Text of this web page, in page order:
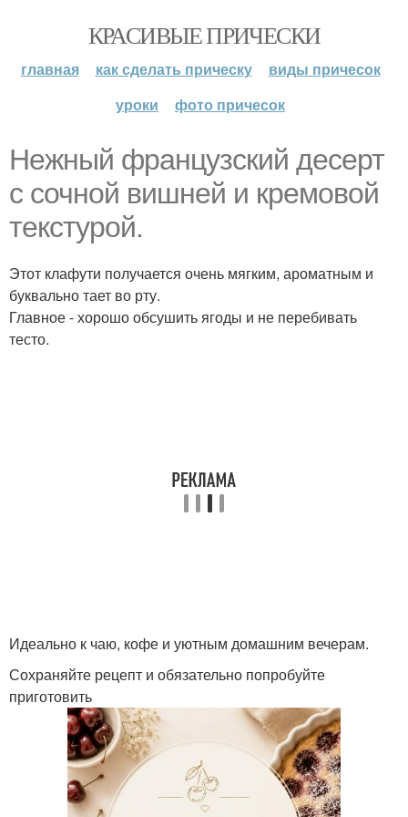
КРАСИВЫЕ ПРИЧЕСКИ
главная как сделать прическу
виды причесок
уроки
фото причесок
Нежный французский десерт
с сочной вишней и кремовой
текстурой.
Этот клафути получается очень мягким, ароматным и
буквально тает во рту.
Главное - хорошо обсушить ягоды и не перебивать
тесто.
Идеально к чаю, кофе и уютным домашним вечерам.
Сохраняйте рецепт и обязательно попробуйте
приготовить